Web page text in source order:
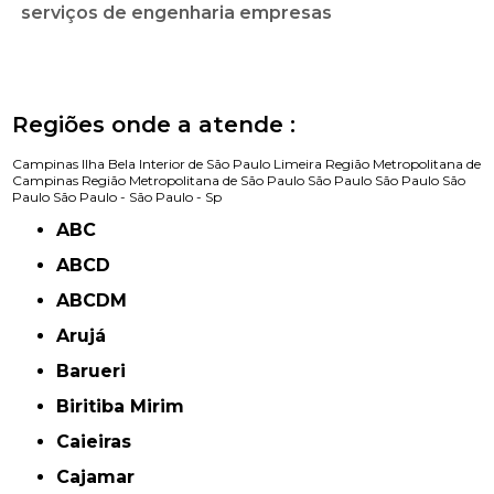
serviços de engenharia empresas
Regiões onde a atende :
Campinas Ilha Bela Interior de São Paulo Limeira Região Metropolitana de
Campinas Região Metropolitana de São Paulo São Paulo São Paulo São
Paulo São Paulo - São Paulo - Sp
ABC
ABCD
ABCDM
Arujá
Barueri
Biritiba Mirim
Caieiras
Cajamar